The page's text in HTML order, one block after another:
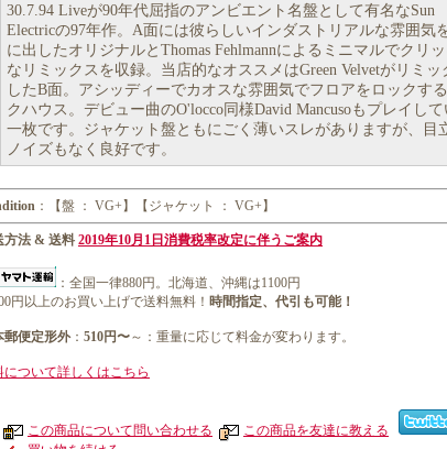
30.7.94 Liveが90年代屈指のアンビエント名盤として有名なSun
Electricの97年作。A面には彼らしいインダストリアルな雰囲気
に出したオリジナルとThomas Fehlmannによるミニマルでクリ
なリミックスを収録。当店的なオススメはGreen Velvetがリミッ
したB面。アシッディーでカオスな雰囲気でフロアをロックす
クハウス。デビュー曲のO'locco同様David Mancusoもプレイして
一枚です。ジャケット盤ともにごく薄いスレがありますが、目
ノイズもなく良好です。
：【盤 ： VG+】【ジャケット ： VG+】
方法 & 送料 2019年10月1日消費税率改定に伴うご案内
：全国一律880円。北海道、沖縄は1100円
円以上のお買い上げで送料無料！ 時間指定、代引も可能！
郵便定形外： 510円〜～：重量に応じて料金が変わります。
について詳しくはこちら
この商品について問い合わせる
この商品を友達に教える